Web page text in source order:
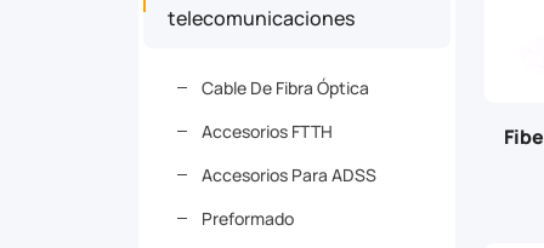
telecomunicaciones
Cable De Fibra Óptica
Accesorios FTTH
Accesorios Para ADSS
Preformado